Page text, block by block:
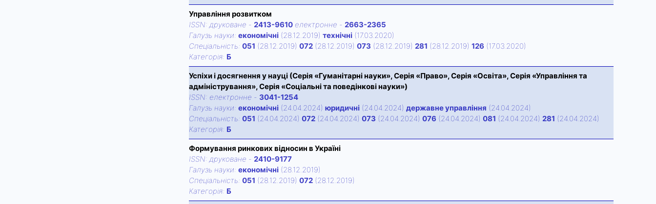
Управління розвитком
ISSN: друковане - 2413-9610 електронне - 2663-2365
Галузь науки: економічні (28.12.2019) технічні (17.03.2020)
Спецiальнiсть: 051 (28.12.2019) 072 (28.12.2019) 073 (28.12.2019) 281 (28.12.2019) 126 (17.03.2020)
Категорiя: Б
Успіхи і досягнення у науці (Серія «Гуманітарні науки», Серія «Право», Серія «Освіта», Серія «Управління та
адміністрування», Серія «Соціальні та поведінкові науки»)
ISSN: електронне - 3041-1254
Галузь науки: економічні (24.04.2024) юридичні (24.04.2024) державне управління (24.04.2024)
Спецiальнiсть: 051 (24.04.2024) 072 (24.04.2024) 073 (24.04.2024) 076 (24.04.2024) 081 (24.04.2024) 281 (24.04.2024)
Категорiя: Б
Формування ринкових відносин в Україні
ISSN: друковане - 2410-9177
Галузь науки: економічні (28.12.2019)
Спецiальнiсть: 051 (28.12.2019) 072 (28.12.2019)
Категорiя: Б